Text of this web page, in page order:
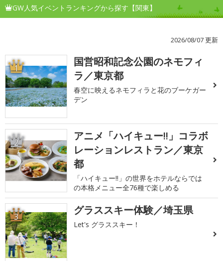
GW人気イベントランキングから探す【関東】
2026/08/07 更新
1
国営昭和記念公園のネモフィ
ラ／東京都
春空に映えるネモフィラと花のブーケガー
デン
2
アニメ「ハイキュー!!」コラボ
レーションレストラン／東京
都
「ハイキュー!!」の世界をホテルならでは
の本格メニュー全76種で楽しめる
3 グラススキー体験／埼玉県
Let's グラススキー！